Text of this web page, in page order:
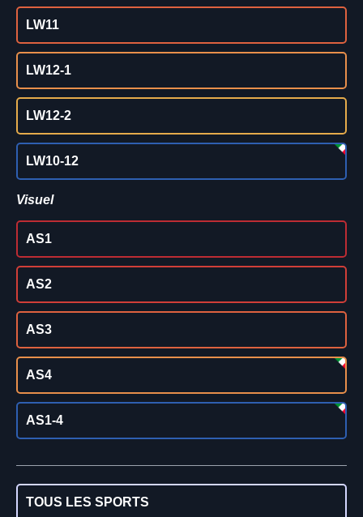
LW11
LW12-1
LW12-2
LW10-12
Visuel
AS1
AS2
AS3
AS4
AS1-4
TOUS LES SPORTS